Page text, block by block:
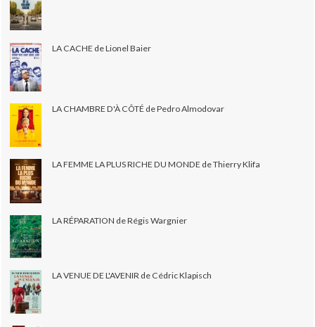
LA CACHE de Lionel Baier
LA CHAMBRE D'À CÔTÉ de Pedro Almodovar
LA FEMME LA PLUS RICHE DU MONDE de Thierry Klifa
LA RÉPARATION de Régis Wargnier
LA VENUE DE L'AVENIR de Cédric Klapisch